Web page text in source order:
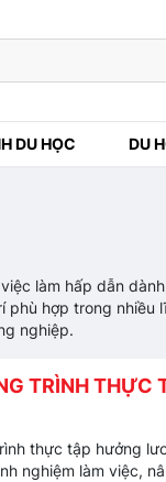
DU HỌC DU
làm hấp dẫn
hợp trong
nghiệp.
TRÌNH THỰC
thực tập hưởng
nghiệm làm việc,